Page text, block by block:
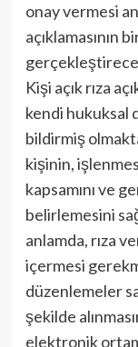
onay vermesi
açıklamasının
Kişi açık rıza
kendi hukuksal
bildirmiş
kişinin,
kapsamını ve
belirlemesini
anlamda, rıza
içermesi
düzenlemeler
şekilde
elektronik